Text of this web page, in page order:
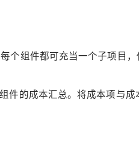
个组件都可充当一个子项目
件的成本汇总。将成本项与